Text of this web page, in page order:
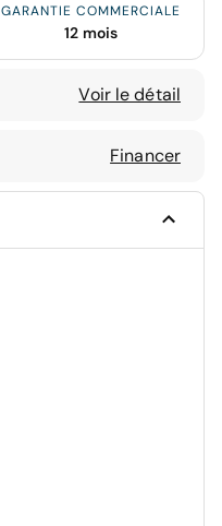
GARANTIE COMMERCIALE
12 mois
Voir le détail
Financer